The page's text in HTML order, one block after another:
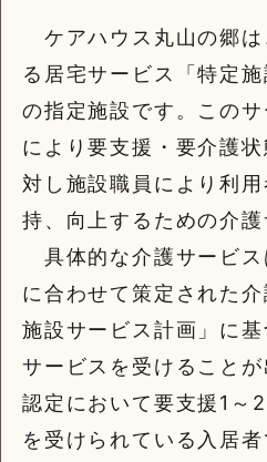
ケアハウス丸山の郷は
る居宅サービス「特定施
の指定施設です。この
により要支援・要介護
対し施設職員により利
持、向上するための介護
具体的な介護サービス
に合わせて策定された
施設サービス計画」に基
サービスを受けること
認定において要支援1～
を受けられている入居者